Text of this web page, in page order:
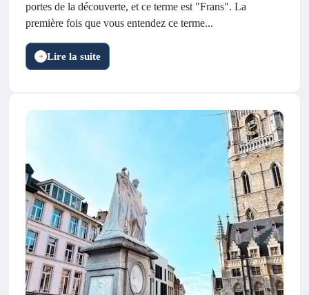
portes de la découverte, et ce terme est "Frans". La
première fois que vous entendez ce terme...
Lire la suite